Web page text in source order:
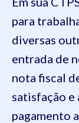
para
diversas
entrada de
nota fiscal
satisfação e
pagamento